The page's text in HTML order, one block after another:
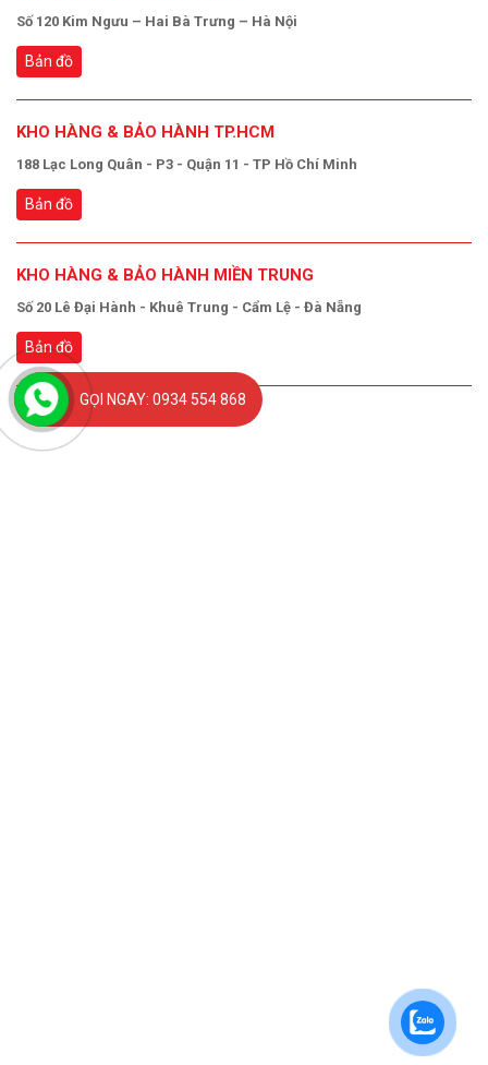
Số 120 Kim Ngưu – Hai Bà Trưng – Hà Nội
Bản đồ
KHO HÀNG & BẢO HÀNH TP.HCM
188 Lạc Long Quân - P3 - Quận 11 - TP Hồ Chí Minh
Bản đồ
KHO HÀNG & BẢO HÀNH MIỀN TRUNG
Số 20 Lê Đại Hành - Khuê Trung - Cẩm Lệ - Đà Nẵng
Bản đồ
GỌI NGAY: 0934 554 868